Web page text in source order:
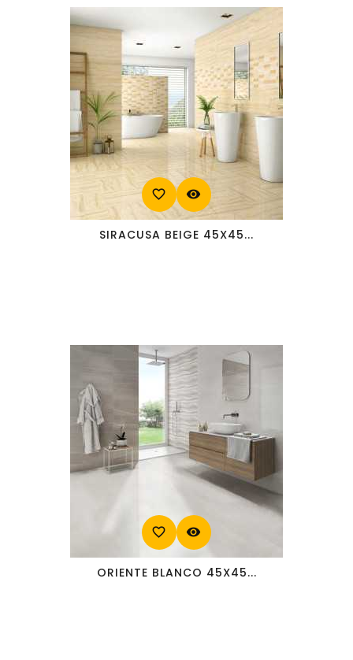
favorite_border visibility
SIRACUSA BEIGE 45X45...
favorite_border visibility
ORIENTE BLANCO 45X45...